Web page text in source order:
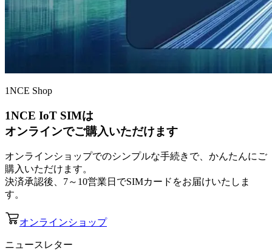
1NCE Shop
1NCE IoT SIMは
オンラインでご購入いただけます
オンラインショップでのシンプルな手続きで、かんたんにご
購入いただけます。
決済承認後、7～10営業日でSIMカードをお届けいたしま
す。
オンラインショップ
ニュースレター